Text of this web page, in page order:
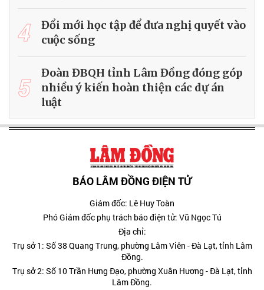
4
Đổi mới học tập để đưa nghị quyết vào
cuộc sống
5
Đoàn ĐBQH tỉnh Lâm Đồng đóng góp
nhiều ý kiến hoàn thiện các dự án
luật
BÁO LÂM ĐỒNG ĐIỆN TỬ
Giám đốc: Lê Huy Toàn
Phó Giám đốc phụ trách báo điện tử: Vũ Ngọc Tú
Địa chỉ:
Trụ sở 1: Số 38 Quang Trung, phường Lâm Viên - Đà Lạt, tỉnh Lâm
Đồng.
Trụ sở 2: Số 10 Trần Hưng Đạo, phường Xuân Hương - Đà Lạt, tỉnh
Lâm Đồng.